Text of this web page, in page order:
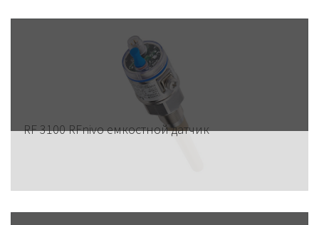
RF 3100 RFnivo емкостной датчик